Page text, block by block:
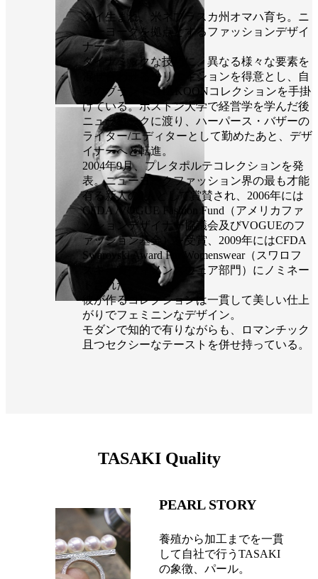
タイ生まれ、米ネブラスカ州オマハ育ち。ニ
ューヨークを拠点とするファッションデザイ
ナー。
ダイナミックな技巧に、異なる様々な要素を
混ぜ合わせるクリエイションを得意とし、自
身のブランドTHAKOONコレクションを手掛
けている。ボストン大学で経営学を学んだ後
ニューヨークに渡り、ハーパース・バザーの
ライター/エディターとして勤めたあと、デザ
イナーへと転進。
2004年9月、プレタポルテコレクションを発
表。ニューヨークファッション界の最も才能
有る新人の1人として賞賛され、2006年には
CFDA /VOGUE Fashion Fund（アメリカファ
ッションデザイナー協議会及びVOGUEのフ
ァッション基金）を受賞、2009年にはCFDA
Swarovski Award For Womenswear（スワロフ
スキー賞ウィメンズウェア部門）にノミネー
トされた。
彼が作るコレクションは一貫して美しい仕上
がりでフェミニンなデザイン。
モダンで知的で有りながらも、ロマンチック
且つセクシーなテーストを併せ持っている。
TASAKI Quality
PEARL STORY
養殖から加工までを一貫
して自社で行うTASAKI
の象徴、パール。